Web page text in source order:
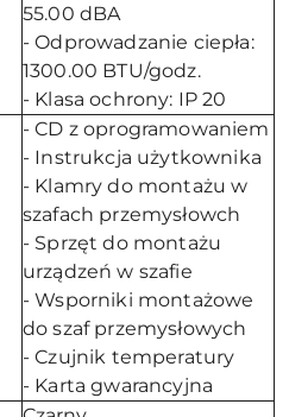
55.00 dBA
- Odprowadzanie ciepła:
1300.00 BTU/godz.
- Klasa ochrony: IP 20
- CD z oprogramowaniem
- Instrukcja użytkownika
- Klamry do montażu w
szafach przemysłowch
- Sprzęt do montażu
urządzeń w szafie
- Wsporniki montażowe
do szaf przemysłowych
- Czujnik temperatury
- Karta gwarancyjna